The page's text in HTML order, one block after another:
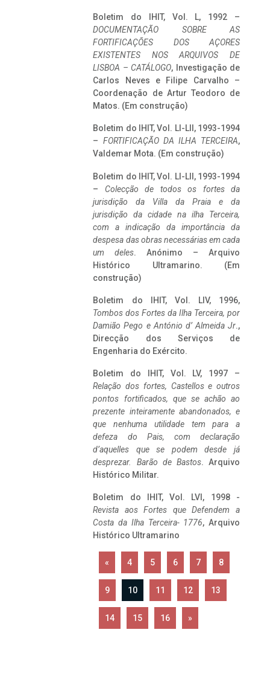
Boletim do IHIT, Vol. L, 1992 –
DOCUMENTAÇÃO SOBRE AS
FORTIFICAÇÕES DOS AÇORES
EXISTENTES NOS ARQUIVOS DE
LISBOA – CATÁLOGO, Investigação de
Carlos Neves e Filipe Carvalho –
Coordenação de Artur Teodoro de
Matos. (Em construção)
Boletim do IHIT, Vol. LI-LII, 1993-1994
– FORTIFICAÇÃO DA ILHA TERCEIRA,
Valdemar Mota. (Em construção)
Boletim do IHIT, Vol. LI-LII, 1993-1994
– Colecção de todos os fortes da
jurisdição da Villa da Praia e da
jurisdição da cidade na ilha Terceira,
com a indicação da importância da
despesa das obras necessárias em cada
um deles. Anónimo – Arquivo
Histórico Ultramarino. (Em
construção)
Boletim do IHIT, Vol. LIV, 1996,
Tombos dos Fortes da Ilha Terceira, por
Damião Pego e António d’ Almeida Jr.,
Direcção dos Serviços de
Engenharia do Exército.
Boletim do IHIT, Vol. LV, 1997 –
Relação dos fortes, Castellos e outros
pontos fortificados, que se achão ao
prezente inteiramente abandonados, e
que nenhuma utilidade tem para a
defeza do Pais, com declaração
d’aquelles que se podem desde já
desprezar. Barão de Bastos. Arquivo
Histórico Militar.
Boletim do IHIT, Vol. LVI, 1998 -
Revista aos Fortes que Defendem a
Costa da Ilha Terceira- 1776, Arquivo
Histórico Ultramarino
« 4 5 6 7 8
9 10 11 12 13
14 15 16 »